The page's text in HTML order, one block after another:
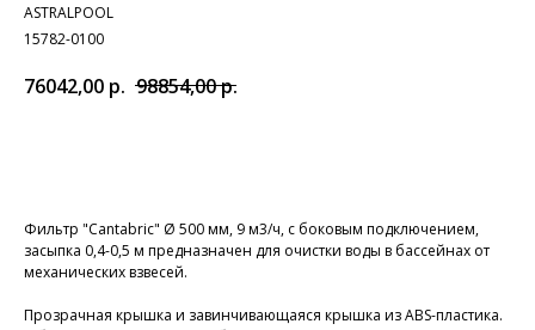
ASTRALPOOL
15782-0100
76042,00 р. 98854,00р.
Фильтр "Cantabric" Ø 500 мм, 9 м3/ч, с боковым подключением,
засыпка 0,4-0,5 м предназначен для очистки воды в бассейнах от
механических взвесей.
Прозрачная крышка и завинчивающаяся крышка из ABS-пластика.